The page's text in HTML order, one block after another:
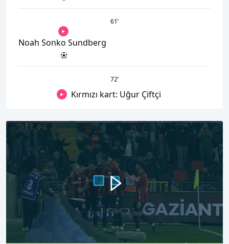
61’
Noah Sonko Sundberg
72’
Kırmızı kart: Uğur Çiftçi
00:00 01:20